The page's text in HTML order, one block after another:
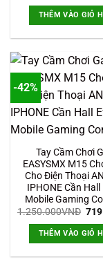
là:
THÊM VÀO GIỎ
-42%
Tay Cầm Chơi
EASYSMX M15
Cho Điện Thoại
IPHONE Cần Hall
Mobile Gaming
1.250.000VNĐ Giá
là:
THÊM VÀO GIỎ